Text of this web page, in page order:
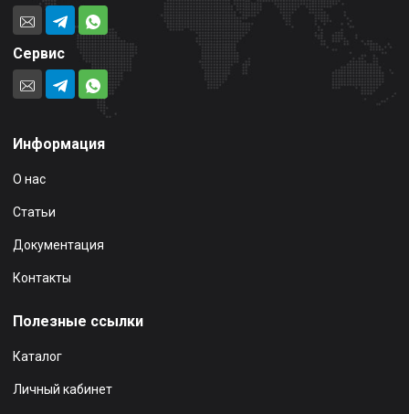
Сервис
Информация
О нас
Статьи
Документация
Контакты
Полезные ссылки
Каталог
Личный кабинет